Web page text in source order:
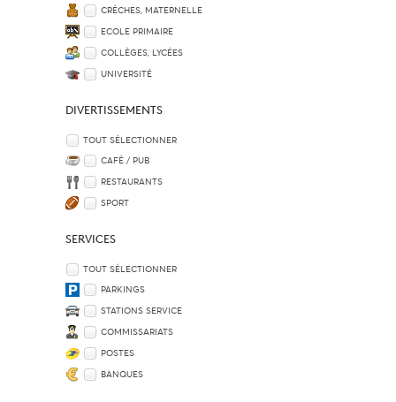
CRÈCHES, MATERNELLE
ECOLE PRIMAIRE
COLLÈGES, LYCÉES
UNIVERSITÉ
DIVERTISSEMENTS
TOUT SÉLECTIONNER
CAFÉ / PUB
RESTAURANTS
SPORT
SERVICES
TOUT SÉLECTIONNER
PARKINGS
STATIONS SERVICE
COMMISSARIATS
POSTES
BANQUES